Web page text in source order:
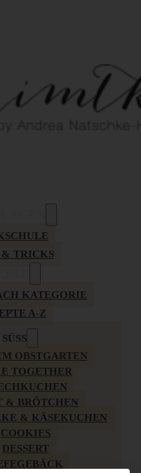
& TRICKS
KATEGORIE
A-Z
SÜSS
OBSTGARTEN
TOGETHER
& BRÖTCHEN
& KÄSEKUCHEN
COOKIES
DESSERT